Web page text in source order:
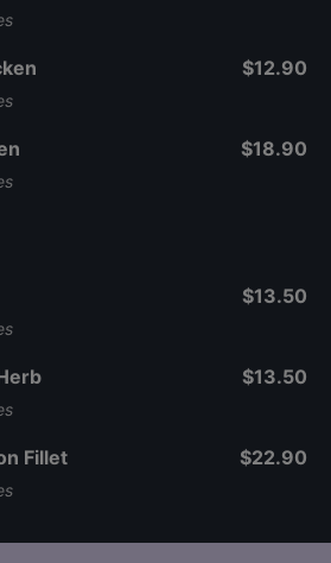
$12.90
$18.90
$13.50
$13.50
Fillet $22.90